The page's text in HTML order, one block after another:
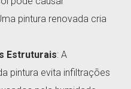
pintura renovada cria
Estruturais: A
pintura evita infiltrações